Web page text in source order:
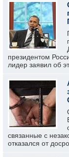
президентом
лидер заявил об
связанные с
отказался от